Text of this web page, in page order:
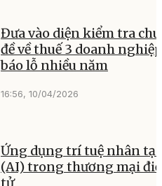
Đưa vào diện kiểm tra
đề về thuế 3 doanh nghiệp
báo lỗ nhiều năm
16:56, 10/04/2026
Ứng dụng trí tuệ nhân
(AI) trong thương mại
tử